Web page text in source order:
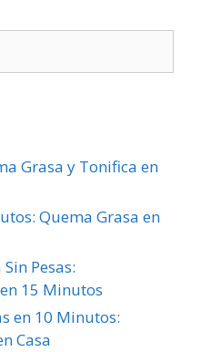
Grasa y Tonifica en
Quema Grasa en
Pesas:
15 Minutos
en 10 Minutos:
Casa